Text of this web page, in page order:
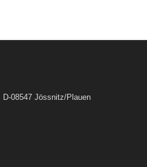
D-08547 Jössnitz/Plauen